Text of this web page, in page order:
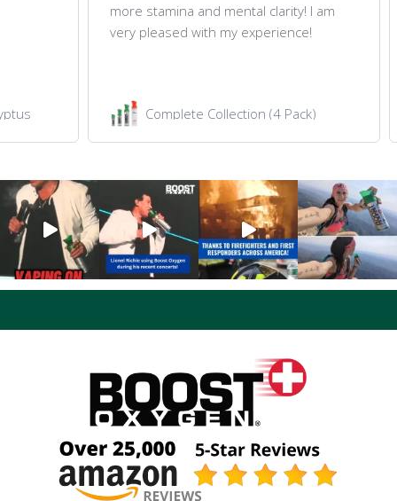
more stamina and mental clarity! I am
very pleased with my experience!
Complete Collection (4 Pack)